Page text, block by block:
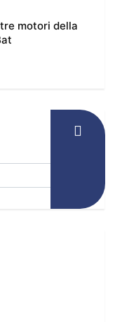
motori della